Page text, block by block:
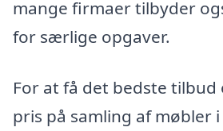
mange firmaer tilbyder
for særlige opgaver.
For at få det bedste
pris på samling af møbler